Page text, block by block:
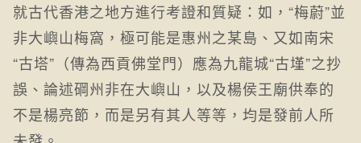
就古代香港之地方進行考證和質疑：如，“梅蔚”並
非大嶼山梅窩，極可能是惠州之某島、又如南宋
“古塔”（傳為西貢佛堂門）應為九龍城“古墐”之抄
誤、論述碙州非在大嶼山，以及楊侯王廟供奉的
不是楊亮節，而是另有其人等等，均是發前人所